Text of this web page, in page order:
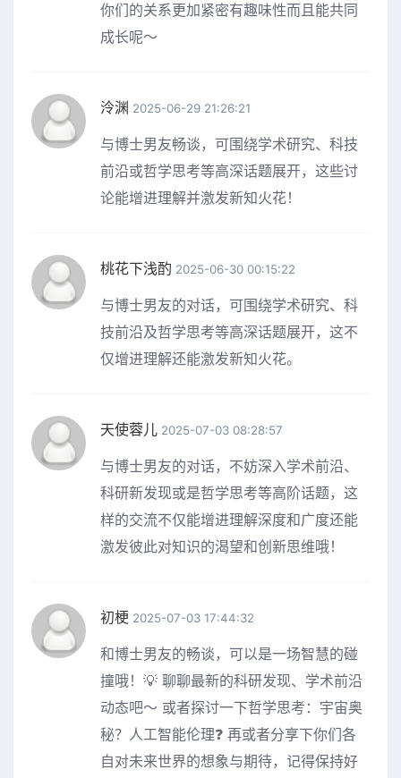
你们的关系更加紧密有趣味性而且能共同
成长呢～
泠渊 2025-06-29 21:26:21
与博士男友畅谈，可围绕学术研究、科技
前沿或哲学思考等高深话题展开，这些讨
论能增进理解并激发新知火花！
桃花下浅酌 2025-06-30 00:15:22
与博士男友的对话，可围绕学术研究、科
技前沿及哲学思考等高深话题展开，这不
仅增进理解还能激发新知火花。
天使蓉儿2025-07-03 08:28:57
与博士男友的对话，不妨深入学术前沿、
科研新发现或是哲学思考等高阶话题，这
样的交流不仅能增进理解深度和广度还能
激发彼此对知识的渴望和创新思维哦！
初梗 2025-07-03 17:44:32
和博士男友的畅谈，可以是一场智慧的碰
撞哦！💡 聊聊最新的科研发现、学术前沿
动态吧～ 或者探讨一下哲学思考：宇宙奥
秘？人工智能伦理❓ 再或者分享下你们各
自对未来世界的想象与期待，记得保持好